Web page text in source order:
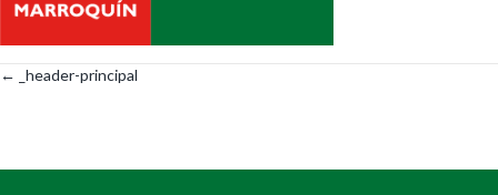
Posts
← _header-principal